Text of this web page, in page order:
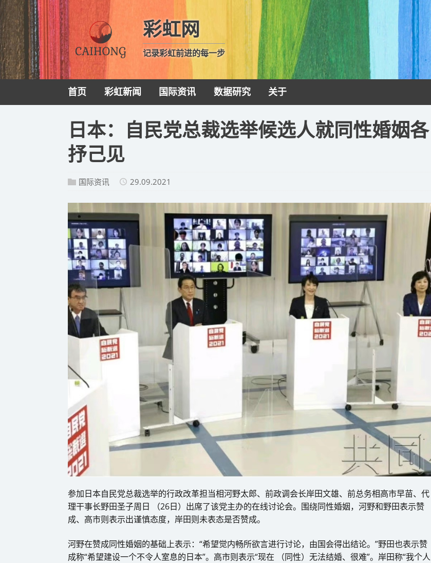
彩虹网
记录彩虹前进的每一步
首页 彩虹新闻 国际资讯 数据研究 关于
日本：自民党总裁选举候选人就同性婚姻各
抒己见
国际资讯 29.09.2021
参加日本自民党总裁选举的行政改革担当相河野太郎、前政调会长岸田文雄、前总务相高市早苗、代
理干事长野田圣子周日 （26日）出席了该党主办的在线讨论会。围绕同性婚姻，河野和野田表示赞
成、高市则表示出谨慎态度，岸田则未表态是否赞成。
河野在赞成同性婚姻的基础上表示：“希望觉内畅所欲言进行讨论，由国会得出结论。”野田也表示赞
成称“希望建设一个不令人室息的日本”。高市则表示“现在 （同性）无法结婚、很难”。岸田称“我个人